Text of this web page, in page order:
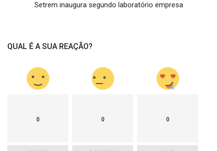
Setrem inaugura segundo laboratório empresa
QUAL É A SUA REAÇÃO?
0 0 0